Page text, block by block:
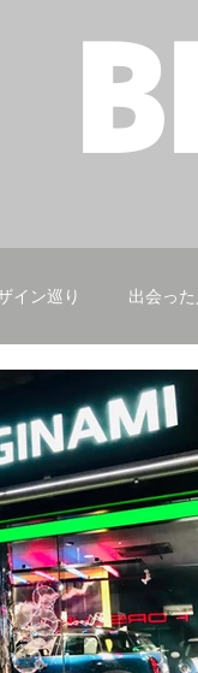
イン巡り 出会った